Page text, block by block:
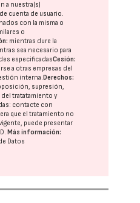
a nuestra(s)
cuenta de usuario.
con la misma o
o
mientras dure la
sea necesario para
especificadasCesión:
a otras empresas del
interna. Derechos:
supresión,
tratatamiento y
contacte con
que el tratamiento no
puede presentar
. Más información:
Datos